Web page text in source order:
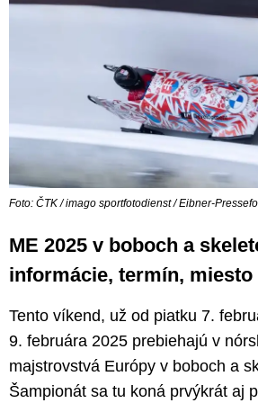
Foto: ČTK / imago sportfotodienst / Eibner-
ME 2025 v boboch a
informácie, termín, miesto
Tento víkend, už od piatku 7.
9. februára 2025 prebiehajú v
majstrovstvá Európy v boboch a
Šampionát sa tu koná prvýkrát aj